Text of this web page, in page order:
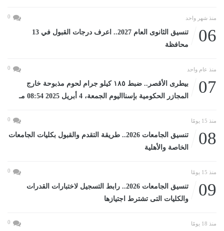
منذ شهر واحد 0
06
تنسيق الثانوى العام 2027.. اعرف درجات القبول في 13
محافظة
منذ عام واحد 0
07
بيطرى الأقصر.. ضبط ١٨٥ كيلو جرام لحوم مذبوحة خارج
المجازر الحكومية بإسنااليوم الجمعة، 4 أبريل 2025 08:54 مـ
منذ 15 يومًا 0
08
تنسيق الجامعات 2026.. طريقة التقدم والقبول بكليات الجامعات
الخاصة والأهلية
منذ 15 يومًا 0
09
تنسيق الجامعات 2026.. رابط التسجيل لاختبارات القدرات
والكليات التى تشترط اجتيازها
منذ 18 يومًا 0